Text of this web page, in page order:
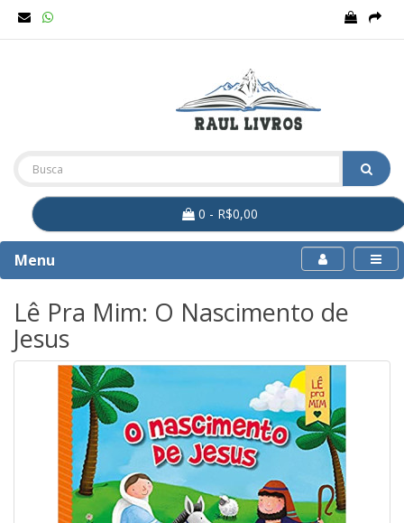
0 - R$0,00
Menu
Lê Pra Mim: O Nascimento de
Jesus